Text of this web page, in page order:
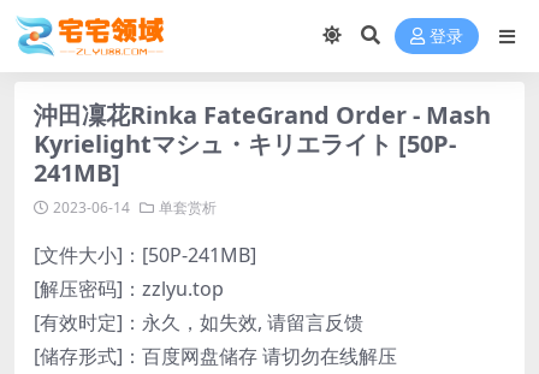
登录
沖田凜花Rinka FateGrand Order - Mash
Kyrielightマシュ・キリエライト [50P-
241MB]
2023-06-14 单套赏析
[文件大小]：[50P-241MB]
[解压密码]：zzlyu.top
[有效时定]：永久，如失效, 请留言反馈
[储存形式]：百度网盘储存 请切勿在线解压